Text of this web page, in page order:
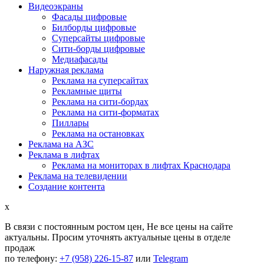
Видеоэкраны
Фасады цифровые
Билборды цифровые
Суперсайты цифровые
Сити-борды цифровые
Медиафасады
Наружная реклама
Реклама на суперсайтах
Рекламные щиты
Реклама на сити-бордах
Реклама на сити-форматах
Пиллары
Реклама на остановках
Реклама на АЗС
Реклама в лифтах
Реклама на мониторах в лифтах Краснодара
Реклама на телевидении
Создание контента
x
В связи с постоянным ростом цен, Не все цены на сайте
актуальны. Просим уточнять актуальные цены в отделе
продаж
по телефону: +7 (958) 226-15-87 или Telegram